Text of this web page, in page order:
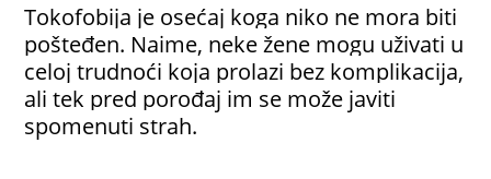
Tokofobija je osećaj koga niko ne mora biti
pošteđen. Naime, neke žene mogu uživati u
celoj trudnoći koja prolazi bez komplikacija,
ali tek pred porođaj im se može javiti
spomenuti strah.